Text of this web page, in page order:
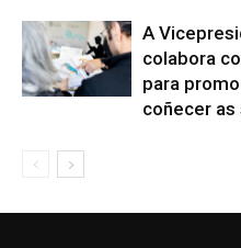
A
colabora
para
coñecer as